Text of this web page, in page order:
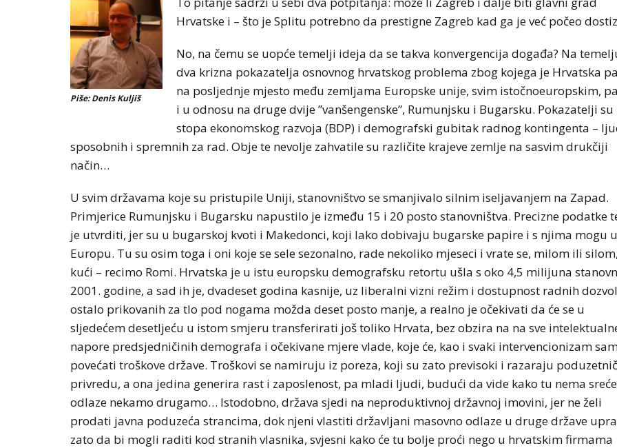
Piše: Denis Kuljiš
Hrvatske i – što je Splitu potrebno da prestigne Zagreb kad ga je već počeo
No, na čemu se uopće temelji ideja da se takva konvergencija događa? Na
dva krizna pokazatelja osnovnog hrvatskog problema zbog kojega je Hrvatska
na posljednje mjesto među zemljama Europske unije, svim istočnoeuropskim,
i u odnosu na druge dvije ”vanšengenske”, Rumunjsku i Bugarsku. Pokazatelji su
stopa ekonomskog razvoja (BDP) i demografski gubitak radnog kontingenta –
sposobnih i spremnih za rad. Obje te nevolje zahvatile su različite krajeve zemlje na sasvim drukčiji
način…
U svim državama koje su pristupile Uniji, stanovništvo se smanjivalo silnim iseljavanjem na Zapad.
Primjerice Rumunjsku i Bugarsku napustilo je između 15 i 20 posto stanovništva. Precizne podatke
je utvrditi, jer su u bugarskoj kvoti i Makedonci, koji lako dobivaju bugarske papire i s njima mogu u
Europu. Tu su osim toga i oni koje se sele sezonalno, rade nekoliko mjeseci i vrate se, milom ili silom,
kući – recimo Romi. Hrvatska je u istu europsku demografsku retortu ušla s oko 4,5 milijuna
2001. godine, a sad ih je, dvadeset godina kasnije, uz liberalni vizni režim i dostupnost radnih
ostalo prikovanih za tlo pod nogama možda deset posto manje, a realno je očekivati da će se u
sljedećem desetljeću u istom smjeru transferirati još toliko Hrvata, bez obzira na na sve
napore predsjedničinih demografa i očekivane mjere vlade, koje će, kao i svaki intervencionizam
povećati troškove države. Troškovi se namiruju iz poreza, koji su zato previsoki i razaraju
privredu, a ona jedina generira rast i zaposlenost, pa mladi ljudi, budući da vide kako tu nema
odlaze nekamo drugamo… Istodobno, država sjedi na neproduktivnoj državnoj imovini, jer ne želi
prodati javna poduzeća strancima, dok njeni vlastiti državljani masovno odlaze u druge države
zato da bi mogli raditi kod stranih vlasnika, svjesni kako će tu bolje proći nego u hrvatskim firmama